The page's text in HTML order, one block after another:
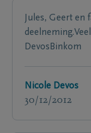
Jules, Geert
DevosBinkom
Nicole Devos
30/12/2012